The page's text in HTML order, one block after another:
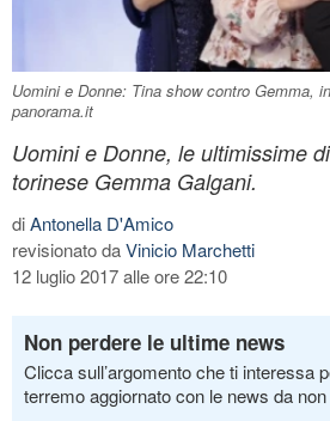
Uomini e Donne: Tina show contro Gemma,
panorama.it
Uomini e Donne, le ultimissime
torinese Gemma Galgani.
diAntonella D'Amico
revisionato daVinicio Marchetti
12 luglio 2017 alle ore 22:10
Non perdere le ultime news
Clicca sull’argomento che ti interessa
terremo aggiornato con le news da